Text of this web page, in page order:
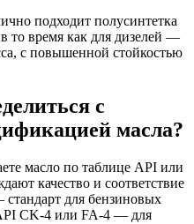
подходит полусинтетка
то время как для дизелей —
с повышенной стойкостью
с
масла?
масло по таблице API или
качество и соответствие
для бензиновых
CK-4 или FA-4 — для